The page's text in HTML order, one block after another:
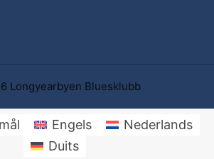
Longyearbyen Bluesklubb
Engels
Nederlands
Duits